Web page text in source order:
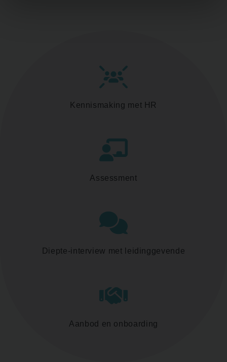
Kennismaking met HR
Assessment
Diepte-interview met leidinggevende
Aanbod en onboarding